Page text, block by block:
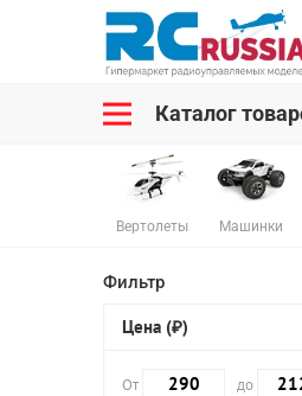
Каталог
Вертолеты Машинки
Фильтр
Цена (₽)
От до